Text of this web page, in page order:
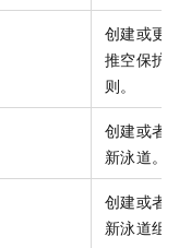
创建或更
推空保护
则。
创建或者
新泳道。
创建或者
新泳道组